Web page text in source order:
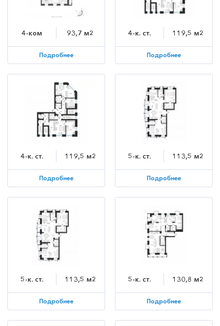
4-ком 93,7 м2
Подробнее
4-к. ст. 119,5 м2
Подробнее
4-к. ст. 119,5 м2
Подробнее
5-к. ст. 113,5 м2
Подробнее
5-к. ст. 113,5 м2
Подробнее
5-к. ст. 130,8 м2
Подробнее